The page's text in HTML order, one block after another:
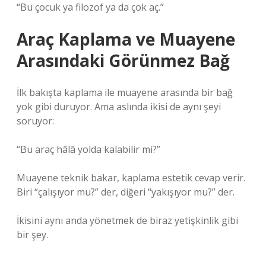
“Bu çocuk ya filozof ya da çok aç.”
Araç Kaplama ve Muayene
Arasındaki Görünmez Bağ
İlk bakışta kaplama ile muayene arasında bir bağ
yok gibi duruyor. Ama aslında ikisi de aynı şeyi
soruyor:
“Bu araç hâlâ yolda kalabilir mi?”
Muayene teknik bakar, kaplama estetik cevap verir.
Biri “çalışıyor mu?” der, diğeri “yakışıyor mu?” der.
İkisini aynı anda yönetmek de biraz yetişkinlik gibi
bir şey.